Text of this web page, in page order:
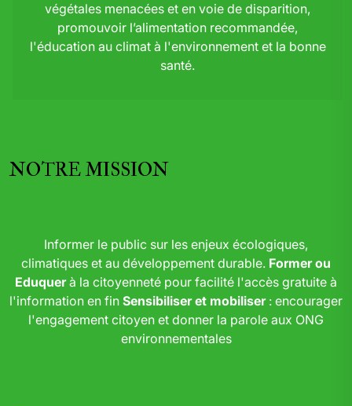
végétales menacées et en voie de disparition,
promouvoir l’alimentation recommandée,
l'éducation au climat à l'environnement et la bonne
santé.
NOTRE MISSION
Informer le public sur les enjeux écologiques,
climatiques et au développement durable. Former ou
Eduquerà la citoyenneté pour facilité l'accès gratuite à
l'information en fin Sensibiliser et mobiliser: encourager
l'engagement citoyen et donner la parole aux ONG
environnementales